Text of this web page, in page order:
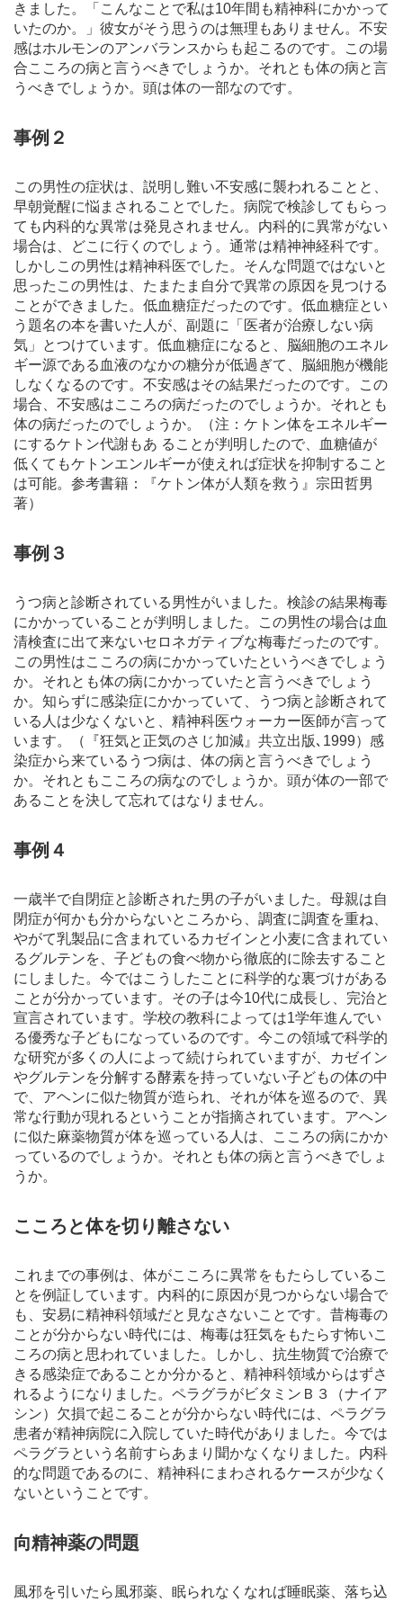
きました。「こんなことで私は10年間も精神科にかかって
いたのか。」彼女がそう思うのは無理もありません。不安
感はホルモンのアンバランスからも起こるのです。この場
合こころの病と言うべきでしょうか。それとも体の病と言
うべきでしょうか。頭は体の一部なのです。
事例２
この男性の症状は、説明し難い不安感に襲われることと、
早朝覚醒に悩まされることでした。病院で検診してもらっ
ても内科的な異常は発見されません。内科的に異常がない
場合は、どこに行くのでしょう。通常は精神神経科です。
しかしこの男性は精神科医でした。そんな問題ではないと
思ったこの男性は、たまたま自分で異常の原因を見つける
ことができました。低血糖症だったのです。低血糖症とい
う題名の本を書いた人が、副題に「医者が治療しない病
気」とつけています。低血糖症になると、脳細胞のエネル
ギー源である血液のなかの糖分が低過ぎて、脳細胞が機能
しなくなるのです。不安感はその結果だったのです。この
場合、不安感はこころの病だったのでしょうか。それとも
体の病だったのでしょうか。（注：ケトン体をエネルギー
にするケトン代謝もあ ることが判明したので、血糖値が
低くてもケトンエンルギーが使えれば症状を抑制すること
は可能。参考書籍：『ケトン体が人類を救う』宗田哲男
著）
事例３
うつ病と診断されている男性がいました。検診の結果梅毒
にかかっていることが判明しました。この男性の場合は血
清検査に出て来ないセロネガティブな梅毒だったのです。
この男性はこころの病にかかっていたというべきでしょう
か。それとも体の病にかかっていたと言うべきでしょう
か。知らずに感染症にかかっていて、うつ病と診断されて
いる人は少なくないと、精神科医ウォーカー医師が言って
います。（『狂気と正気のさじ加減』共立出版､1999）感
染症から来ているうつ病は、体の病と言うべきでしょう
か。それともこころの病なのでしょうか。頭が体の一部で
あることを決して忘れてはなりません。
事例４
一歳半で自閉症と診断された男の子がいました。母親は自
閉症が何かも分からないところから、調査に調査を重ね、
やがて乳製品に含まれているカゼインと小麦に含まれてい
るグルテンを、子どもの食べ物から徹底的に除去すること
にしました。今ではこうしたことに科学的な裏づけがある
ことが分かっています。その子は今10代に成長し、完治と
宣言されています。学校の教科によっては1学年進んでい
る優秀な子どもになっているのです。今この領域で科学的
な研究が多くの人によって続けられていますが、カゼイン
やグルテンを分解する酵素を持っていない子どもの体の中
で、アヘンに似た物質が造られ、それが体を巡るので、異
常な行動が現れるということが指摘されています。アヘン
に似た麻薬物質が体を巡っている人は、こころの病にかか
っているのでしょうか。それとも体の病と言うべきでしょ
うか。
こころと体を切り離さない
これまでの事例は、体がこころに異常をもたらしているこ
とを例証しています。内科的に原因が見つからない場合で
も、安易に精神科領域だと見なさないことです。昔梅毒の
ことが分からない時代には、梅毒は狂気をもたらす怖いこ
ころの病と思われていました。しかし、抗生物質で治療で
きる感染症であることか分かると、精神科領域からはずさ
れるようになりました。ペラグラがビタミンＢ３（ナイア
シン）欠損で起こることが分からない時代には、ペラグラ
患者が精神病院に入院していた時代がありました。今では
ペラグラという名前すらあまり聞かなくなりました。内科
的な問題であるのに、精神科にまわされるケースが少なく
ないということです。
向精神薬の問題
風邪を引いたら風邪薬、眠られなくなれば睡眠薬、落ち込